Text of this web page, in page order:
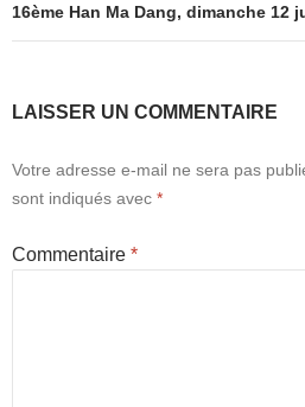
16ème Han Ma Dang, dimanche 12
LAISSER UN COMMENTAIRE
Votre adresse e-mail ne sera pas
sont indiqués avec *
Commentaire *